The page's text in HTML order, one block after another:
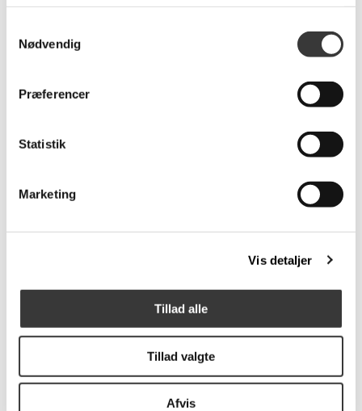
Nødvendig
Præferencer
Statistik
Marketing
Vis detaljer
Tillad alle
Tillad valgte
Afvis
open end, venstrevendt
Chicago skammel i
lænestol og
fodskammel med